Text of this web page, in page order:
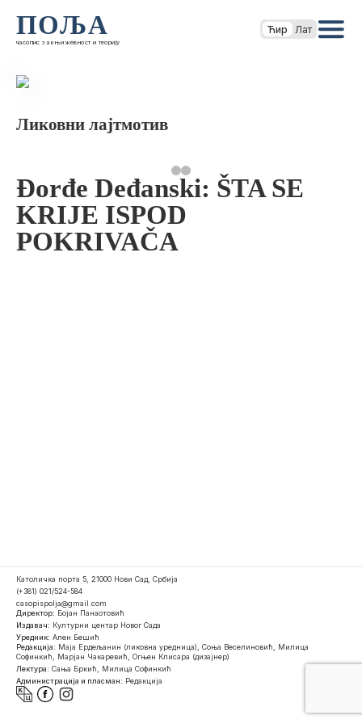
ПОЉА
часопис за књижевност и теорију
Ћир Лат
Ликовни лајтмотив
Đorđe Deđanski: ŠTA SE
KRIJE ISPOD
POKRIVAČA
Католичка порта 5, 21000 Нови Сад, Србија
(+381) 021/524-584
casopispolja@gmail.com
Директор: Бојан Панаотовић
Издавач: Културни центар Новог Сада
Уредник: Ален Бешић
Редакција: Маја Ердељанин (ликовна уредница), Соња Веселиновић, Милица
Софинкић, Марјан Чакаревић, Огњен Клисара (дизајнер)
Лектура: Сања Бркић, Милица Софинкић
Администрација и пласман: Редакција